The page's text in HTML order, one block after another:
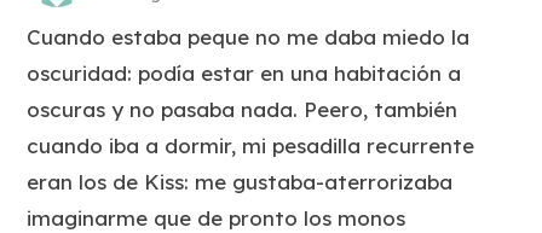
Cuando estaba peque no me daba miedo la
oscuridad: podía estar en una habitación a
oscuras y no pasaba nada. Peero, también
cuando iba a dormir, mi pesadilla recurrente
eran los de Kiss: me gustaba-aterrorizaba
imaginarme que de pronto los monos